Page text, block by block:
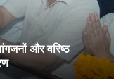
और वरिष्ठ